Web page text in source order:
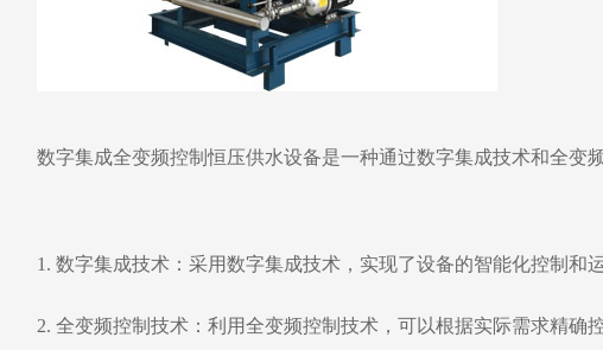
数字集成全变频控制恒压供水设备是一种通过数字集成技术和全变
1. 数字集成技术：采用数字集成技术，实现了设备的智能化控制和
2. 全变频控制技术：利用全变频控制技术，可以根据实际需求精确